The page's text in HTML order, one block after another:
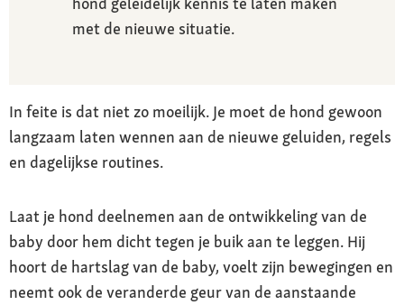
met de nieuwe situatie.
In feite is dat niet zo moeilijk. Je moet de hond gewoon
langzaam laten wennen aan de nieuwe geluiden, regels
en dagelijkse routines.
Laat je hond deelnemen aan de ontwikkeling van de
baby door hem dicht tegen je buik aan te leggen. Hij
hoort de hartslag van de baby, voelt zijn bewegingen en
neemt ook de veranderde geur van de aanstaande